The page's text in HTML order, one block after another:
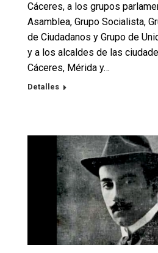
Cáceres, a los grupos
Asamblea, Grupo Socialista,
de Ciudadanos y Grupo de
y a los alcaldes de las
Cáceres, Mérida y…
Detalles